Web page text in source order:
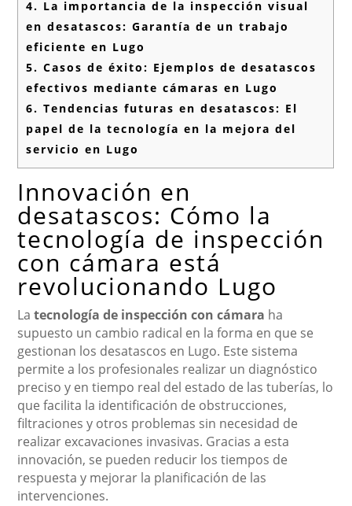
4. La importancia de la inspección visual
en desatascos: Garantía de un trabajo
eficiente en Lugo
5. Casos de éxito: Ejemplos de desatascos
efectivos mediante cámaras en Lugo
6. Tendencias futuras en desatascos: El
papel de la tecnología en la mejora del
servicio en Lugo
Innovación en
desatascos: Cómo la
tecnología de inspección
con cámara está
revolucionando Lugo
Latecnología de inspección con cámara ha
supuesto un cambio radical en la forma en que se
gestionan los desatascos en Lugo. Este sistema
permite a los profesionales realizar un diagnóstico
preciso y en tiempo real del estado de las tuberías, lo
que facilita la identificación de obstrucciones,
filtraciones y otros problemas sin necesidad de
realizar excavaciones invasivas. Gracias a esta
innovación, se pueden reducir los tiempos de
respuesta y mejorar la planificación de las
intervenciones.